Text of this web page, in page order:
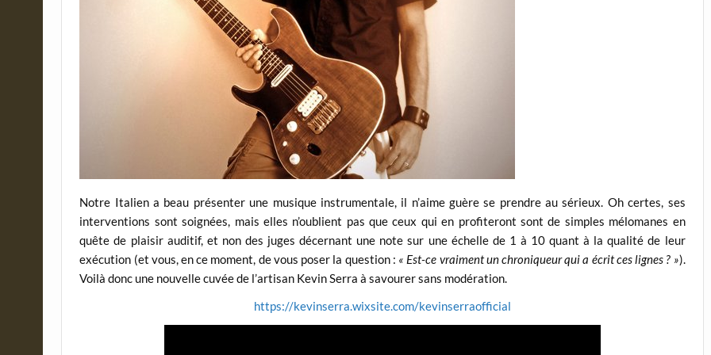
Notre Italien a beau présenter une musique instrumentale, il n’aime guère se prendre au sérieux. Oh certes, ses
interventions sont soignées, mais elles n’oublient pas que ceux qui en profiteront sont de simples mélomanes en
quête de plaisir auditif, et non des juges décernant une note sur une échelle de 1 à 10 quant à la qualité de leur
exécution (et vous, en ce moment, de vous poser la question : « Est-ce vraiment un chroniqueur qui a écrit ces lignes ? »).
Voilà donc une nouvelle cuvée de l’artisan Kevin Serra à savourer sans modération.
https://kevinserra.wixsite.com/kevinserraofficial